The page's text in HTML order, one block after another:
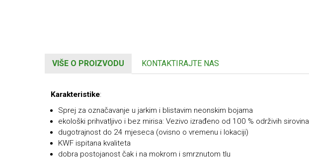
VIŠE O PROIZVODU KONTAKTIRAJTE NAS
Karakteristike:
Sprej za označavanje u jarkim i blistavim neonskim bojama
ekološki prihvatljivo i bez mirisa: Vezivo izrađeno od 100 % održivih sirovina
dugotrajnost do 24 mjeseca (ovisno o vremenu i lokaciji)
KWF ispitana kvaliteta
dobra postojanost čak i na mokrom i smrznutom tlu